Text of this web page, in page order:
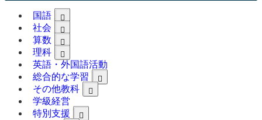
国語
社会
算数
理科
英語・外国語活動
総合的な学習
その他教科
学級経営
特別支援